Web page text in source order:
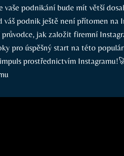
vaše podnikání bude mít větší
váš podnik ještě není přítomen na
jak založit firemní
pro úspěšný start na této
prostřednictvím